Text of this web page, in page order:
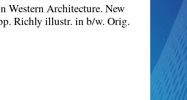
Western Architecture. New
Richly illustr. in b/w. Orig.